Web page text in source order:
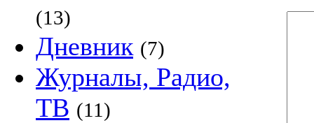
(13)
Дневник (7)
Журналы, Радио,
ТВ (11)